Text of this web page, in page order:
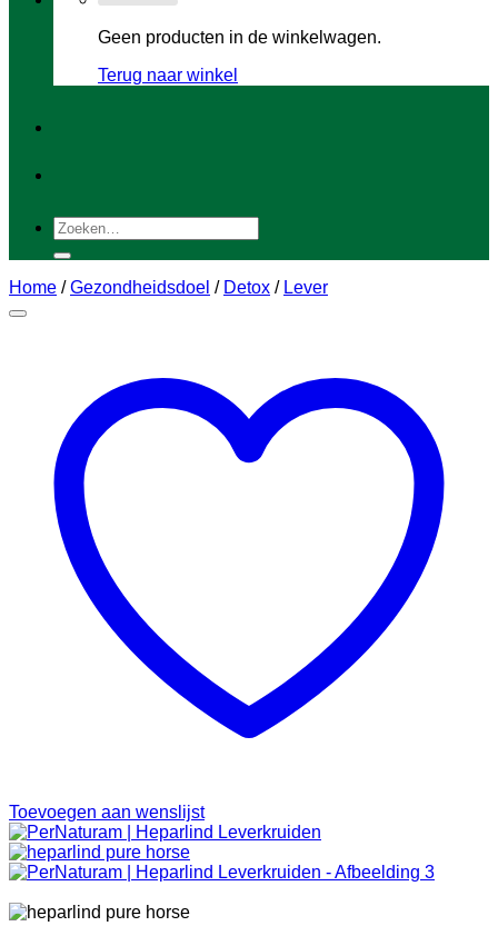
Geen producten in de winkelwagen.
Terug naar winkel
Zoeken
naar:
Home / Gezondheidsdoel / Detox / Lever
Toevoegen aan wenslijst